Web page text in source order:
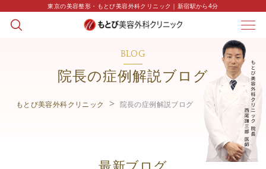
東京の美容整形・もとび美容外科クリニック｜新宿駅から4分
BLOG
院長の症例解説ブログ
もとび美容外科クリニック 院長の症例解説ブログ